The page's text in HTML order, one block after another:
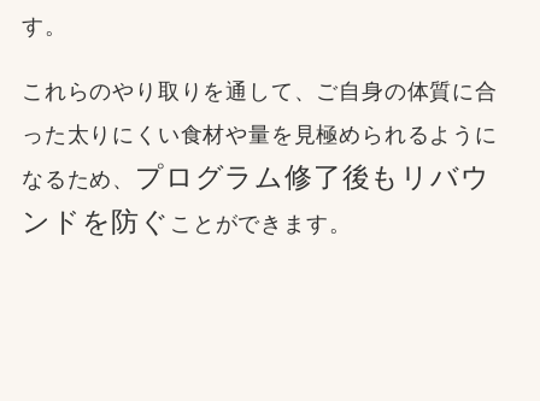
す。
これらのやり取りを通して、ご自身の体質に合
った太りにくい食材や量を見極められるように
なるため、 プログラム修了後もリバウ
ンドを防ぐ ことができます。